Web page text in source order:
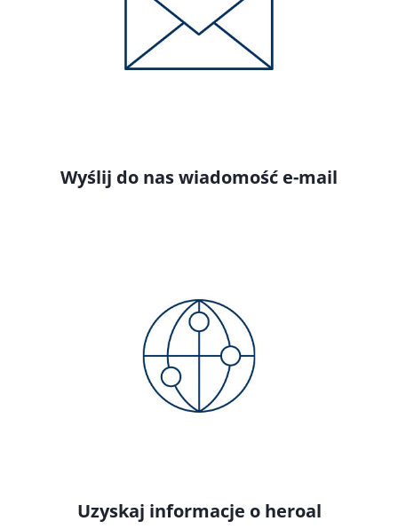
Wyślij do nas wiadomość e-mail
Uzyskaj informacje o heroal